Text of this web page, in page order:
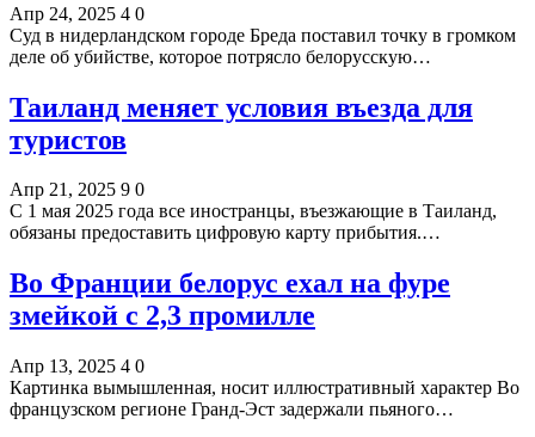
Апр 24, 2025 4 0
Суд в нидерландском городе Бреда поставил точку в громком
деле об убийстве, которое потрясло белорусскую…
Таиланд меняет условия въезда для
туристов
Апр 21, 2025 9 0
С 1 мая 2025 года все иностранцы, въезжающие в Таиланд,
обязаны предоставить цифровую карту прибытия.…
Во Франции белорус ехал на фуре
змейкой с 2,3 промилле
Апр 13, 2025 4 0
Картинка вымышленная, носит иллюстративный характер Во
французском регионе Гранд-Эст задержали пьяного…